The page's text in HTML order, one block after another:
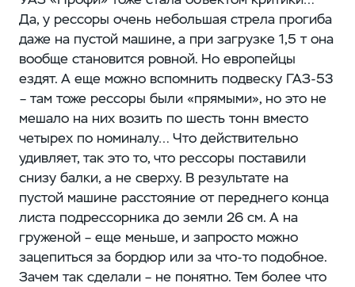
Да, у рессоры очень небольшая стрела прогиба
даже на пустой машине, а при загрузке 1,5 т она
вообще становится ровной. Но европейцы ​
ездят. А еще можно вспомнить подвеску ГАЗ‑53
– ​там тоже рессоры были «прямыми», но это не
мешало на них возить по шесть тонн вместо
четырех по номиналу… Что действительно
удивляет, так это то, что рессоры поставили
снизу балки, а не сверху. В результате на
пустой машине расстояние от переднего конца
листа подрессорника до земли ​26 см. А на
груженой – ​еще меньше, и запросто можно
зацепиться за бордюр или за что-то подобное.
Зачем так сделали – ​не понятно. Тем более что